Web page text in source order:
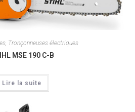
, Tronçonneuses électriques
MSE 190 C-B
Lire la suite